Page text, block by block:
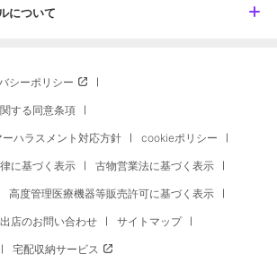
について
シーポリシー
する同意条項
ハラスメント対応方針 cookieポリシー
に基づく表示 古物営業法に基づく表示
高度管理医療機器等販売許可に基づく表示
店のお問い合わせ サイトマップ
宅配収納サービス